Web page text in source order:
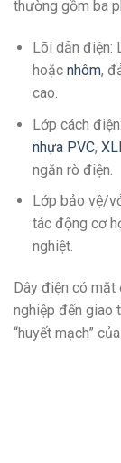
thường gồm ba
Lõi dẫn điện:
hoặc nhôm,
cao.
Lớp cách
nhựa PVC,
ngăn rò điện.
Lớp bảo vệ/
tác động cơ
nghiệt.
Dây điện có mặt
nghiệp đến giao
“huyết mạch”